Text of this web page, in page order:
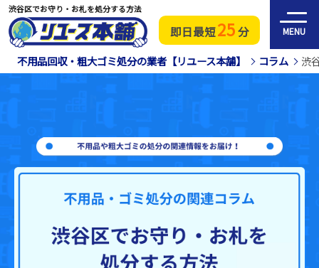
即日最短25分 MENU
渋谷区でお守り・お札を処分する方法
不用品回収・粗大ゴミ処分の業者【リユース本舗】 コラム 渋